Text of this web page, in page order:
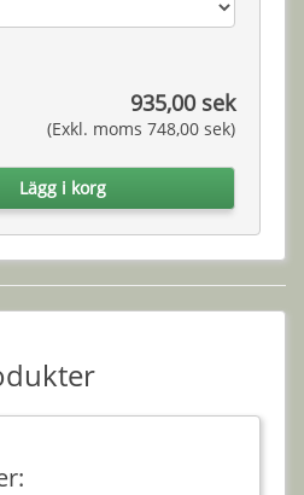
935,00 sek
(Exkl. moms 748,00 sek)
Lägg i korg